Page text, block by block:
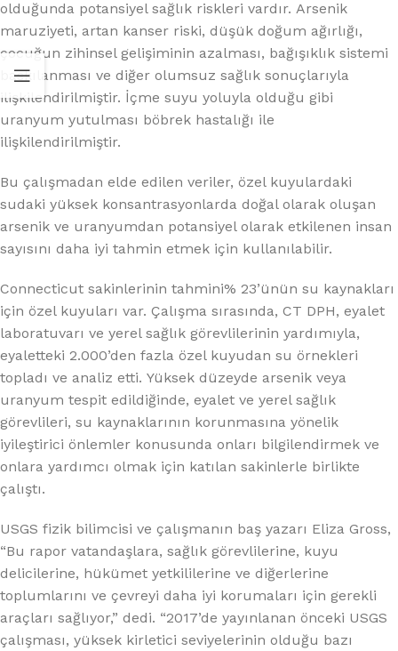
olduğunda potansiyel sağlık riskleri vardır. Arsenik
maruziyeti, artan kanser riski, düşük doğum ağırlığı,
çocuğun zihinsel gelişiminin azalması, bağışıklık sistemi
baskılanması ve diğer olumsuz sağlık sonuçlarıyla
ilişkilendirilmiştir. İçme suyu yoluyla olduğu gibi
uranyum yutulması böbrek hastalığı ile
ilişkilendirilmiştir.
Bu çalışmadan elde edilen veriler, özel kuyulardaki
sudaki yüksek konsantrasyonlarda doğal olarak oluşan
arsenik ve uranyumdan potansiyel olarak etkilenen insan
sayısını daha iyi tahmin etmek için kullanılabilir.
Connecticut sakinlerinin tahmini% 23’ünün su kaynakları
için özel kuyuları var. Çalışma sırasında, CT DPH, eyalet
laboratuvarı ve yerel sağlık görevlilerinin yardımıyla,
eyaletteki 2.000’den fazla özel kuyudan su örnekleri
topladı ve analiz etti. Yüksek düzeyde arsenik veya
uranyum tespit edildiğinde, eyalet ve yerel sağlık
görevlileri, su kaynaklarının korunmasına yönelik
iyileştirici önlemler konusunda onları bilgilendirmek ve
onlara yardımcı olmak için katılan sakinlerle birlikte
çalıştı.
USGS fizik bilimcisi ve çalışmanın baş yazarı Eliza Gross,
“Bu rapor vatandaşlara, sağlık görevlilerine, kuyu
delicilerine, hükümet yetkililerine ve diğerlerine
toplumlarını ve çevreyi daha iyi korumaları için gerekli
araçları sağlıyor,” dedi. “2017’de yayınlanan önceki USGS
çalışması, yüksek kirletici seviyelerinin olduğu bazı